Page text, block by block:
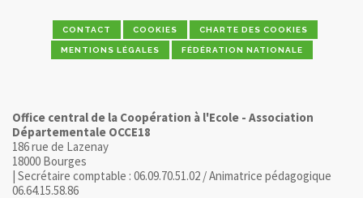
CONTACT COOKIES CHARTE DES COOKIES
MENTIONS LÉGALES FÉDÉRATION NATIONALE
Office central de la Coopération à l'Ecole - Association
Départementale OCCE18
186 rue de Lazenay
18000 Bourges
| Secrétaire comptable : 06.09.70.51.02 / Animatrice pédagogique
06.64.15.58.86